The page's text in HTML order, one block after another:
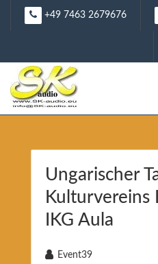
content
+49 7463 2679676
Ungarischer
Kulturvereins
IKG Aula
Event39